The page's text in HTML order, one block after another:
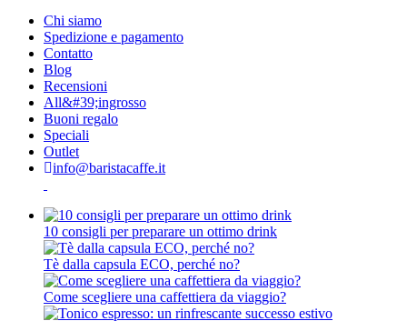
Chi siamo
Spedizione e pagamento
Contatto
Blog
Recensioni
All&#39;ingrosso
Buoni regalo
Speciali
Outlet
info@baristacaffe.it
10 consigli per preparare un ottimo drink
Tè dalla capsula ECO, perché no?
Come scegliere una caffettiera da viaggio?